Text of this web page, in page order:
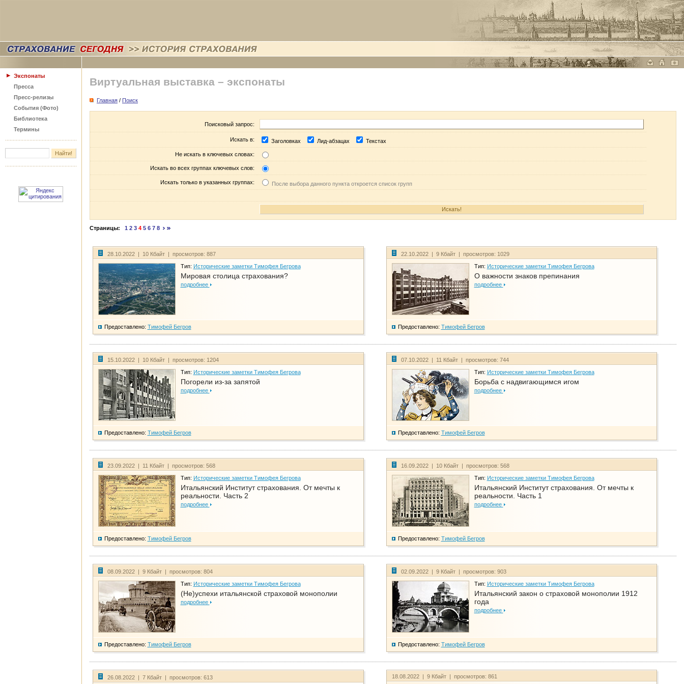
Экспонаты
Пресса
Пресс-релизы
События (Фото)
Библиотека
Термины
Виртуальная выставка – экспонаты
Главная / Поиск
Поисковый запрос:
Искать в: Заголовках Лид-абзацах Текстах
Не искать в ключевых словах:
Искать во всех группах ключевых слов:
Искать только в указанных группах: После выбора данного пункта откроется список групп
Страницы: 1 2 3 4 5 6 7 8
28.10.2022 | 10 Кбайт | просмотров: 887
Тип: Исторические заметки Тимофея Бегрова
Мировая столица страхования?
подробнее
Предоставлено: Тимофей Бегров
22.10.2022 | 9 Кбайт | просмотров: 1029
Тип: Исторические заметки Тимофея Бегрова
О важности знаков препинания
подробнее
Предоставлено: Тимофей Бегров
15.10.2022 | 10 Кбайт | просмотров: 1204
Тип: Исторические заметки Тимофея Бегрова
Погорели из-за запятой
подробнее
Предоставлено: Тимофей Бегров
07.10.2022 | 11 Кбайт | просмотров: 744
Тип: Исторические заметки Тимофея Бегрова
Борьба с надвигающимся игом
подробнее
Предоставлено: Тимофей Бегров
23.09.2022 | 11 Кбайт | просмотров: 568
Тип: Исторические заметки Тимофея Бегрова
Итальянский Институт страхования. От мечты к
реальности. Часть 2
подробнее
Предоставлено: Тимофей Бегров
16.09.2022 | 10 Кбайт | просмотров: 568
Тип: Исторические заметки Тимофея Бегрова
Итальянский Институт страхования. От мечты к
реальности. Часть 1
подробнее
Предоставлено: Тимофей Бегров
08.09.2022 | 9 Кбайт | просмотров: 804
Тип: Исторические заметки Тимофея Бегрова
(Не)успехи итальянской страховой монополии
подробнее
Предоставлено: Тимофей Бегров
02.09.2022 | 9 Кбайт | просмотров: 903
Тип: Исторические заметки Тимофея Бегрова
Итальянский закон о страховой монополии 1912
года
подробнее
Предоставлено: Тимофей Бегров
26.08.2022 | 7 Кбайт | просмотров: 613 18.08.2022 | 9 Кбайт | просмотров: 861